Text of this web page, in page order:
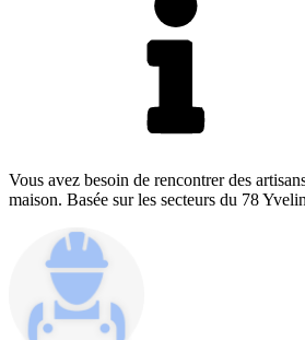
Vous avez besoin de rencontrer des
maison. Basée sur les secteurs du 78